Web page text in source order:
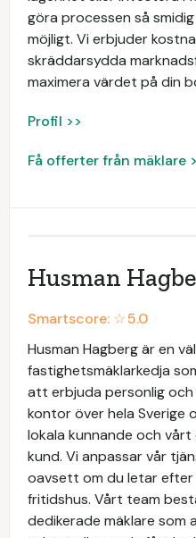
göra processen så
möjligt. Vi erbjuder
skräddarsydda
maximera värdet på din
Profil >>
Få offerter från mäklare
Husman
Smartscore: ☆5.0
Husman Hagberg är en
fastighetsmäklarkedja
att erbjuda personlig
kontor över hela Sverige
lokala kunnande och vårt
kund. Vi anpassar vår
oavsett om du letar efter
fritidshus. Vårt team
dedikerade mäklare